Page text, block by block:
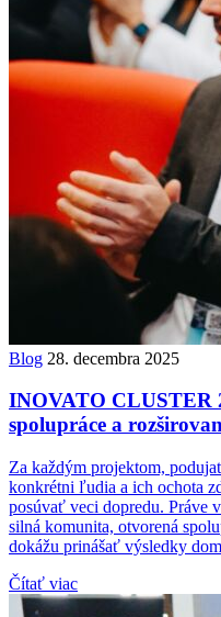
Blog 28. decembra 2025
INOVATO CLUSTER
spolupráce a
Za každým projektom,
konkrétni ľudia a ich ochota
posúvať veci dopredu. Práve
silná komunita, otvorená
dokážu prinášať výsledky
Čítať viac